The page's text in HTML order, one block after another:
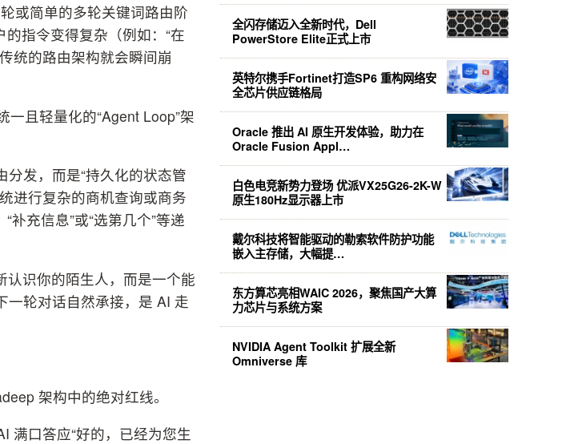
或简单的多轮关键词路由阶
指令变得复杂（例如：“在
统的路由架构就会瞬间崩
且轻量化的“Agent Loop”架
分发，而是“持久化的状态管
进行复杂的商机查询或商务
充信息”或“选第几个”等递
识你的陌生人，而是一个能
一轮对话自然承接，是 AI 走
架构中的绝对红线。
满口答应“好的，已经为您生
全闪存储迈入全新时代，Dell
PowerStore Elite正式上市
英特尔携手Fortinet打造SP6 重构网络安
全芯片供应链格局
Oracle 推出 AI 原生开发体验，助力在
Oracle Fusion Appl…
白色电竞新势力登场 优派VX25G26-2K-W
原生180Hz显示器上市
戴尔科技将智能驱动的勒索软件防护功能
嵌入主存储，大幅提…
东方算芯亮相WAIC 2026，聚焦国产大算
力芯片与系统方案
NVIDIA Agent Toolkit 扩展全新
Omniverse 库